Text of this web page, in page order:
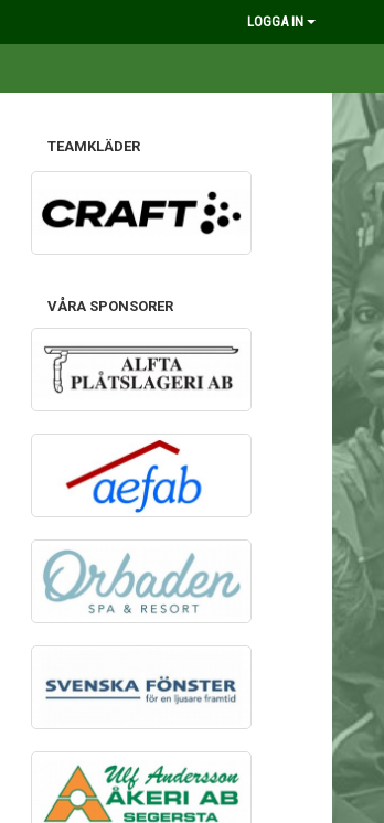
LOGGA IN
TEAMKLÄDER
VÅRA SPONSORER